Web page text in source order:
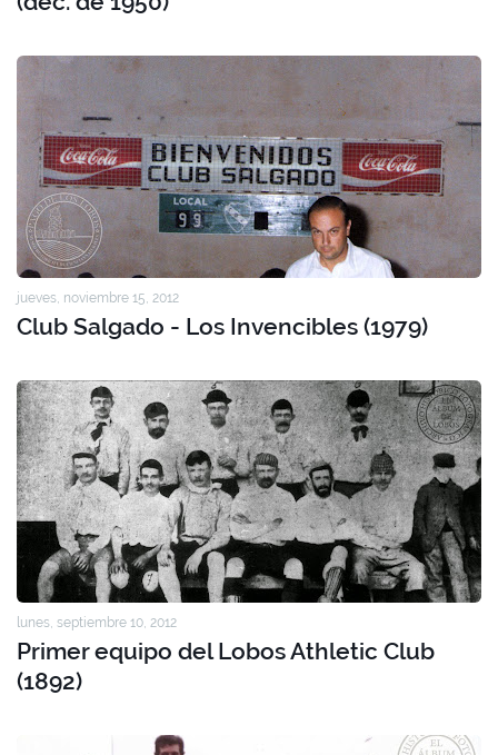
jueves, noviembre 15, 2012
Club Salgado - Los Invencibles (1979)
lunes, septiembre 10, 2012
Primer equipo del Lobos Athletic Club
(1892)